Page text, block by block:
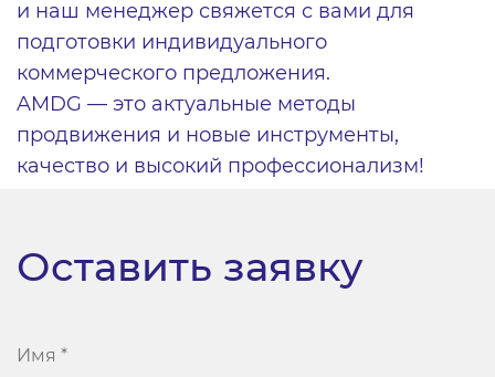
и наш менеджер свяжется с вами для
подготовки индивидуального
коммерческого предложения.
AMDG — это актуальные методы
продвижения и новые инструменты,
качество и высокий профессионализм!
Оставить заявку